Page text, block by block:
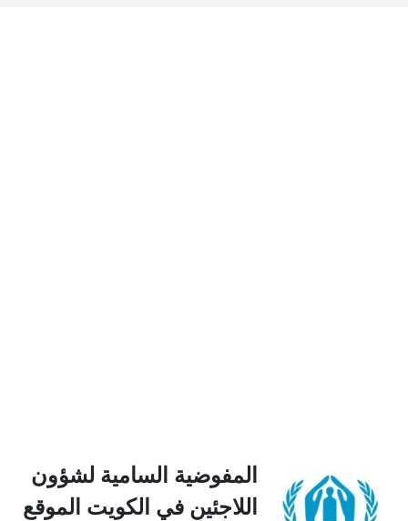
المفوضية السامية لشؤون
اللاجئين في الكويت الموقع